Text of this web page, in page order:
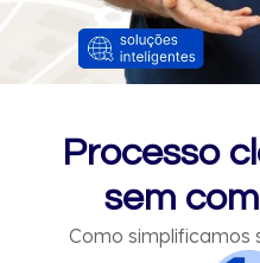
Processo
sem
Como simplificamos